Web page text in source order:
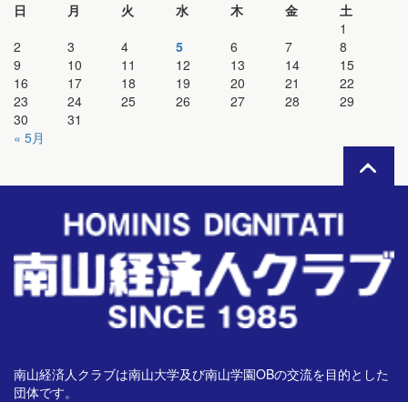
日
月 火 水 木 金
土
1
2
3 4 5 6 7
8
9
10 11 12 13 14
15
16
17 18 19 20 21
22
23
24 25 26 27 28
29
30
31
« 5月
南山経済人クラブは南山大学及び南山学園OBの交流を目的とした
団体です。